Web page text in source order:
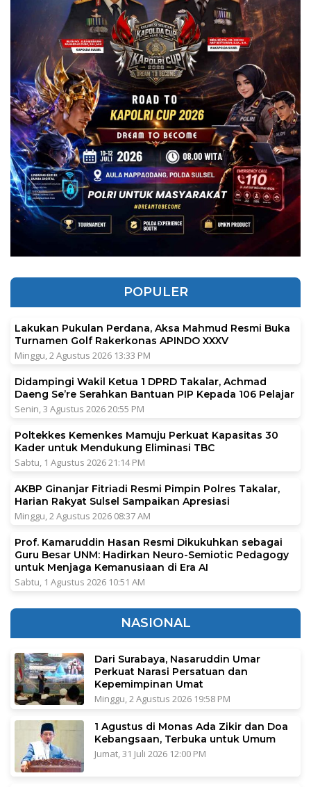
POPULER
Lakukan Pukulan Perdana, Aksa Mahmud Resmi Buka
Turnamen Golf Rakerkonas APINDO XXXV
Minggu, 2 Agustus 2026 13:33 PM
Didampingi Wakil Ketua 1 DPRD Takalar, Achmad
Daeng Se’re Serahkan Bantuan PIP Kepada 106 Pelajar
Senin, 3 Agustus 2026 20:55 PM
Poltekkes Kemenkes Mamuju Perkuat Kapasitas 30
Kader untuk Mendukung Eliminasi TBC
Sabtu, 1 Agustus 2026 21:14 PM
AKBP Ginanjar Fitriadi Resmi Pimpin Polres Takalar,
Harian Rakyat Sulsel Sampaikan Apresiasi
Minggu, 2 Agustus 2026 08:37 AM
Prof. Kamaruddin Hasan Resmi Dikukuhkan sebagai
Guru Besar UNM: Hadirkan Neuro-Semiotic Pedagogy
untuk Menjaga Kemanusiaan di Era AI
Sabtu, 1 Agustus 2026 10:51 AM
NASIONAL
Dari Surabaya, Nasaruddin Umar
Perkuat Narasi Persatuan dan
Kepemimpinan Umat
Minggu, 2 Agustus 2026 19:58 PM
1 Agustus di Monas Ada Zikir dan Doa
Kebangsaan, Terbuka untuk Umum
Jumat, 31 Juli 2026 12:00 PM